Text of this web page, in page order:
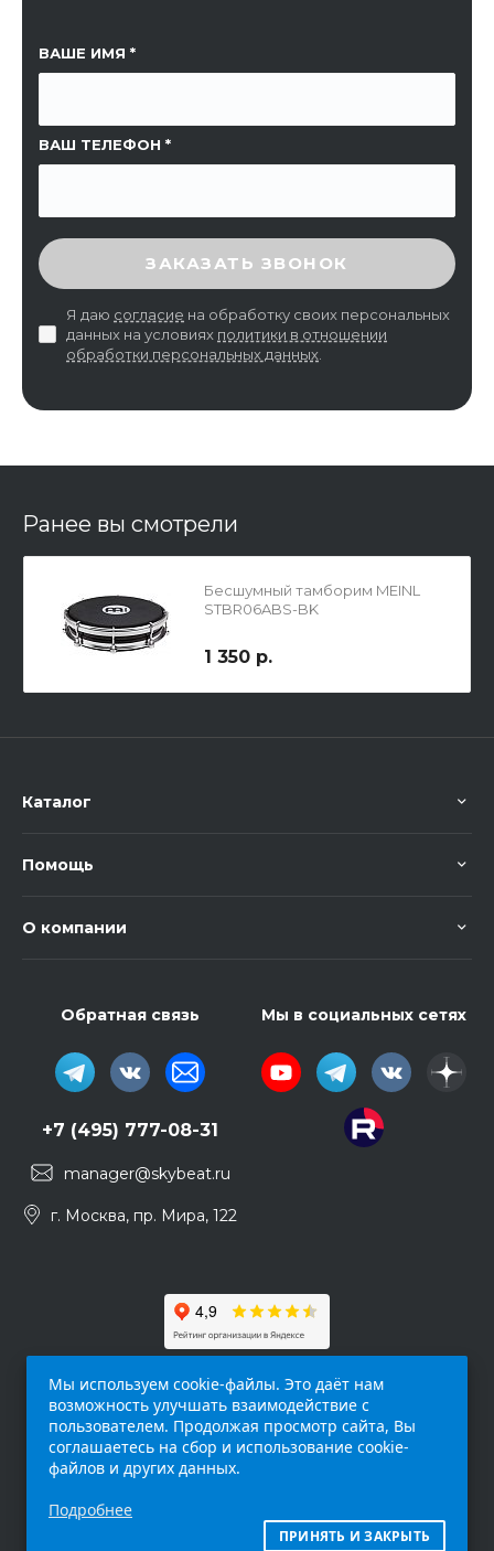
ВАШЕ ИМЯ
ВАШ ТЕЛЕФОН
ССЫЛКА НА СТРАНИЦУ
ВВЕДИТЕ ПРОВЕРОЧНЫЙ КОД
ЗАКАЗАТЬ ЗВОНОК
Я даю согласие на обработку своих персональных
данных на условиях политики в отношении
обработки персональных данных
Ранее вы смотрели
Бесшумный тамборим MEINL
STBR06ABS-BK
1 350 р.
Каталог
Помощь
О компании
Обратная связь
+7 (495) 777-08-31
manager@skybeat.ru
г. Москва, пр. Мира, 122
Мы в социальных сетях
интернет-сайт (
исключительно информационный характер и
Мы используем cookie-файлы. Это даёт нам
возможность улучшать взаимодействие с
пользователем. Продолжая просмотр сайта, Вы
соглашаетесь на сбор и использование cookie-
файлов и других данных.
Подробнее
ПРИНЯТЬ И ЗАКРЫТЬ